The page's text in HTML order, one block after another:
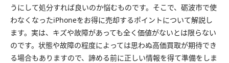
うにして処分すれば良いのか悩むものです。そこで、砺波市で使
わなくなったiPhoneをお得に売却するポイントについて解説し
ます。実は、キズや故障があっても全く価値がないとは限らない
のです。状態や故障の程度によっては思わぬ高価買取が期待でき
る場合もありますので、諦める前に正しい情報を得て準備をしま